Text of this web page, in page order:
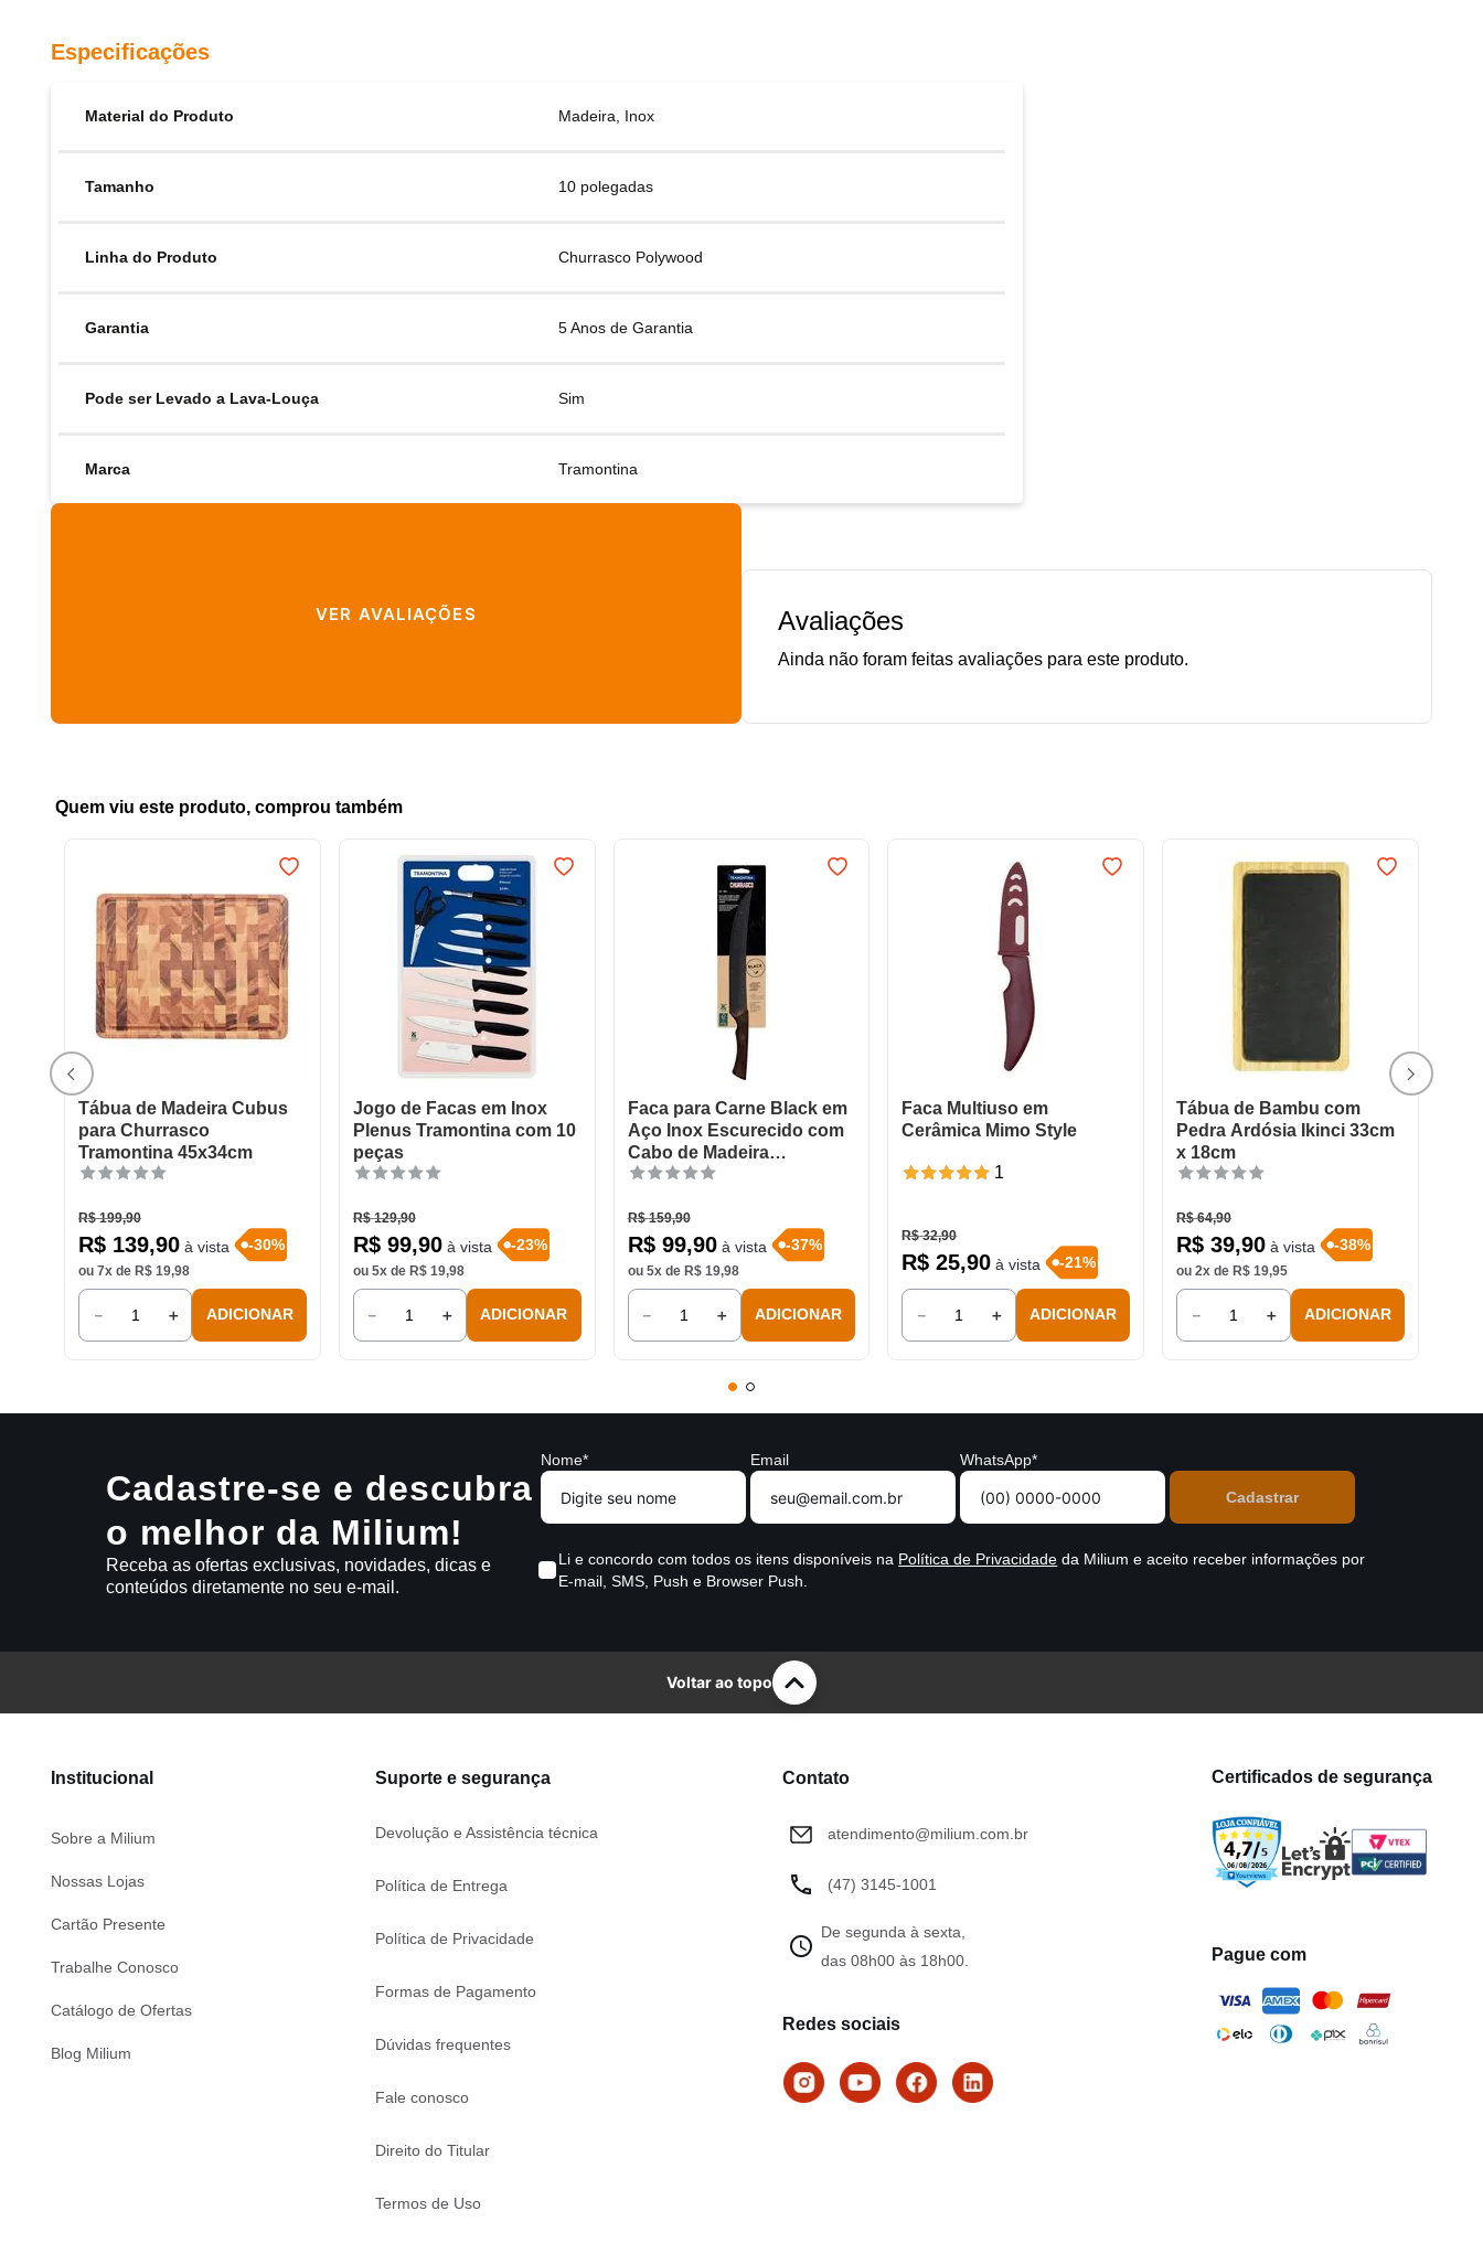
Especificações
Material do Produto Madeira, Inox
Tamanho 10 polegadas
Linha do Produto Churrasco Polywood
Garantia 5 Anos de Garantia
Pode ser Levado a Lava-Louça Sim
Marca Tramontina
VER AVALIAÇÕES Avaliações
Quem viu este produto, comprou também
Tábua de Madeira Cubus
para Churrasco
Tramontina 45x34cm
R$ 199,90
R$ 139,90à vista -30%
ou 7x de R$ 19,98
＋
－ ADICIONAR
Jogo de Facas em Inox
Plenus Tramontina com 10
peças
R$ 129,90
R$ 99,90à vista -23%
ou 5x de R$ 19,98
＋
－ ADICIONAR
Faca para Carne Black em
Aço Inox Escurecido com
Cabo de Madeira
Tramontina Churrasco 10"
R$ 159,90
R$ 99,90à vista -37%
ou 5x de R$ 19,98
＋
－ ADICIONAR
Faca Multiuso em
Cerâmica Mimo Style
1
R$ 32,90
R$ 25,90 à vista -21%
＋
－ ADICIONAR
Tábua de Bambu com
Pedra Ardósia Ikinci 33cm
x 18cm
R$ 64,90
R$ 39,90 à vista -38%
ou2x de R$ 19,95
＋
－ ADICIONAR
Cadastre-se e descubra
o melhor da Milium!
Receba as ofertas exclusivas, novidades, dicas e
conteúdos diretamente no seu e-mail.
Nome* Email WhatsApp*
Li e concordo com todos os itens disponíveis na Política de Privacidade da Milium e aceito receber informações por
E-mail, SMS, Push e Browser Push.
Voltar ao topo
Institucional
Sobre a Milium
Nossas Lojas
Cartão Presente
Trabalhe Conosco
Catálogo de Ofertas
Blog Milium
Suporte e segurança
Devolução e Assistência técnica
Política de Entrega
Política de Privacidade
Formas de Pagamento
Dúvidas frequentes
Fale conosco
Direito do Titular
Termos de Uso
Contato
atendimento@milium.com.br
(47) 3145-1001
De segunda à sexta,
das 08h00 às 18h00.
Redes sociais
Certificados de segurança
Pague com